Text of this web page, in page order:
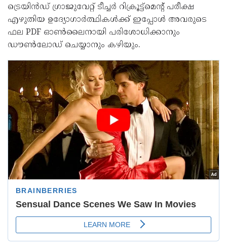
ട്രെയിൻഡ് ഗ്രാജുവേറ്റ് ടീച്ചർ റിക്രൂട്ട്‌മെന്റ് പരീക്ഷ
എഴുതിയ ഉദ്യോഗാർത്ഥികൾക്ക് ഇപ്പോൾ അവരുടെ
ഫല PDF ഓൺലൈനായി പരിശോധിക്കാനും
ഡൗൺലോഡ് ചെയ്യാനും കഴിയും.